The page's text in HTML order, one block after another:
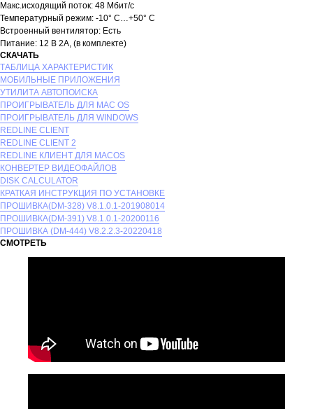
Макс.исходящий поток: 48 Мбит/с
Температурный режим: -10° C…+50° С
Встроенный вентилятор: Есть
Питание: 12 В 2А, (в комплекте)
СКАЧАТЬ
ТАБЛИЦА ХАРАКТЕРИСТИК
МОБИЛЬНЫЕ ПРИЛОЖЕНИЯ
УТИЛИТА АВТОПОИСКА
ПРОИГРЫВАТЕЛЬ ДЛЯ MAC OS
ПРОИГРЫВАТЕЛЬ ДЛЯ WINDOWS
REDLINE CLIENT
REDLINE CLIENT 2
REDLINE КЛИЕНТ ДЛЯ MACOS
КОНВЕРТЕР ВИДЕОФАЙЛОВ
DISK CALCULATOR
КРАТКАЯ ИНСТРУКЦИЯ ПО УСТАНОВКЕ
ПРОШИВКА(DM-328) V8.1.0.1-201908014
ПРОШИВКА(DM-391) V8.1.0.1-20200116
ПРОШИВКА (DM-444) V8.2.2.3-20220418
СМОТРЕТЬ